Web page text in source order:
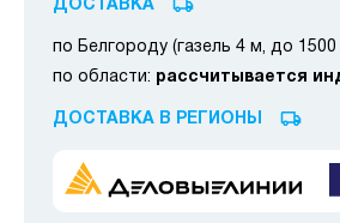
ДОСТАВКА
по Белгороду (газель 4 м, до 1500
по области: рассчитывается
ДОСТАВКА В РЕГИОНЫ